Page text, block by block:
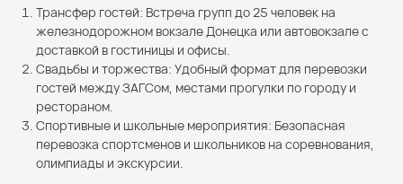
Трансфер гостей: Встреча групп до 25 человек на
железнодорожном вокзале Донецка или автовокзале с
доставкой в гостиницы и офисы.
Свадьбы и торжества: Удобный формат для перевозки
гостей между ЗАГСом, местами прогулки по городу и
рестораном.
Спортивные и школьные мероприятия: Безопасная
перевозка спортсменов и школьников на соревнования,
олимпиады и экскурсии.